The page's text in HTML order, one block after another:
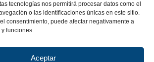
tecnologías nos permitirá procesar datos como el
o las identificaciones únicas en este sitio.
consentimiento, puede afectar negativamente a
funciones.
Aceptar